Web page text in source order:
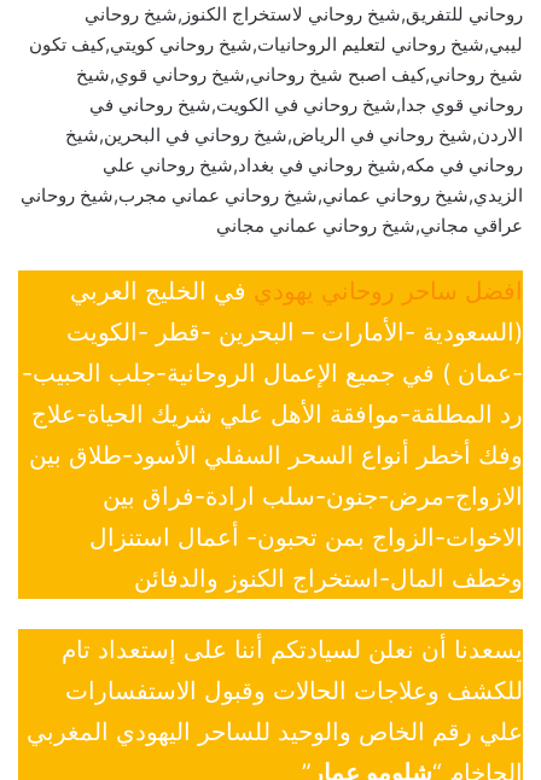
روحاني للتفريق,شيخ روحاني لاستخراج الكنوز,شيخ روحاني
ليبي,شيخ روحاني لتعليم الروحانيات,شيخ روحاني كويتي,كيف تكون
شيخ روحاني,كيف اصبح شيخ روحاني,شيخ روحاني قوي,شيخ
روحاني قوي جدا,شيخ روحاني في الكويت,شيخ روحاني في
الاردن,شيخ روحاني في الرياض,شيخ روحاني في البحرين,شيخ
روحاني في مكه,شيخ روحاني في بغداد,شيخ روحاني علي
الزيدي,شيخ روحاني عماني,شيخ روحاني عماني مجرب,شيخ روحاني
عراقي مجاني,شيخ روحاني عماني مجاني
افضل ساحر روحاني يهودي في الخليج العربي
(السعودية -الأمارات – البحرين -قطر -الكويت
-عمان ) في جميع الإعمال الروحانية-جلب الحبيب-
رد المطلقة-موافقة الأهل علي شريك الحياة-علاج
وفك أخطر أنواع السحر السفلي الأسود-طلاق بين
الازواج-مرض-جنون-سلب ارادة-فراق بين
الاخوات-الزواج بمن تحبون- أعمال استنزال
وخطف المال-استخراج الكنوز والدفائن
يسعدنا أن نعلن لسيادتكم أننا على إستعداد تام
للكشف وعلاجات الحالات وقبول الاستفسارات
علي رقم الخاص والوحيد للساحر اليهودي المغربي
الحاخام “شلومو عمار ”